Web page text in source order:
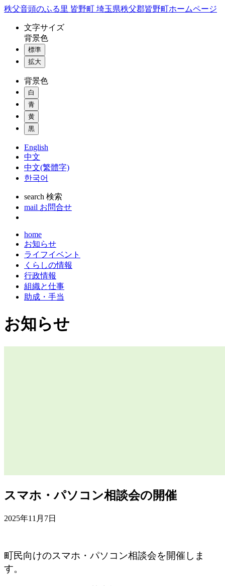
コ
秩父音頭のふる里 皆野町 埼玉県秩父郡皆野町ホームページ
文字サイズ
背景色
標準
拡大
背景色
白
青
黄
黒
English
中文
中文(繁體字)
한국어
search 検索
mail お問合せ
home
お知らせ
ライフイベント
くらしの情報
行政情報
組織と仕事
助成・手当
お知らせ
スマホ・パソコン相談会の開催
2025年11月7日
町民向けのスマホ・パソコン相談会を開催しま
す。